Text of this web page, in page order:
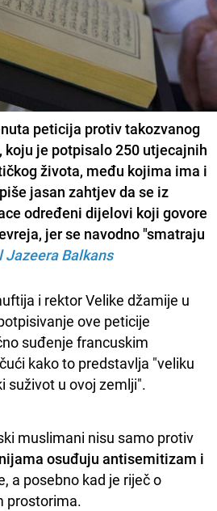
peticija protiv takozvanog
je potpisalo 250 utjecajnih
života, među kojima ima i
jasan zahtjev da se iz
određeni dijelovi koji govore
jer se navodno "smatraju
Jazeera Balkans
i rektor Velike džamije u
ove peticije
suđenje francuskim
kako to predstavlja "veliku
suživot u ovoj zemlji".
muslimani nisu samo protiv
osuđuju antisemitizam i
a posebno kad je riječ o
prostorima.